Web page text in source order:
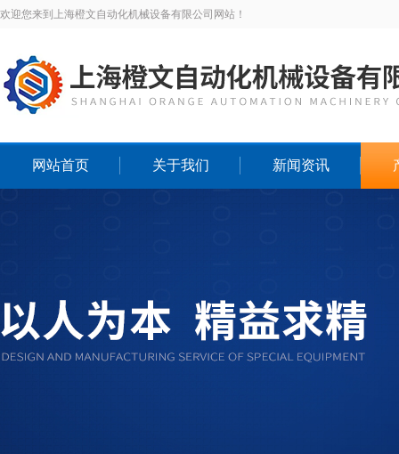
欢迎您来到上海橙文自动化机械设备有限公司网站！
网站首页 关于我们 新闻资讯